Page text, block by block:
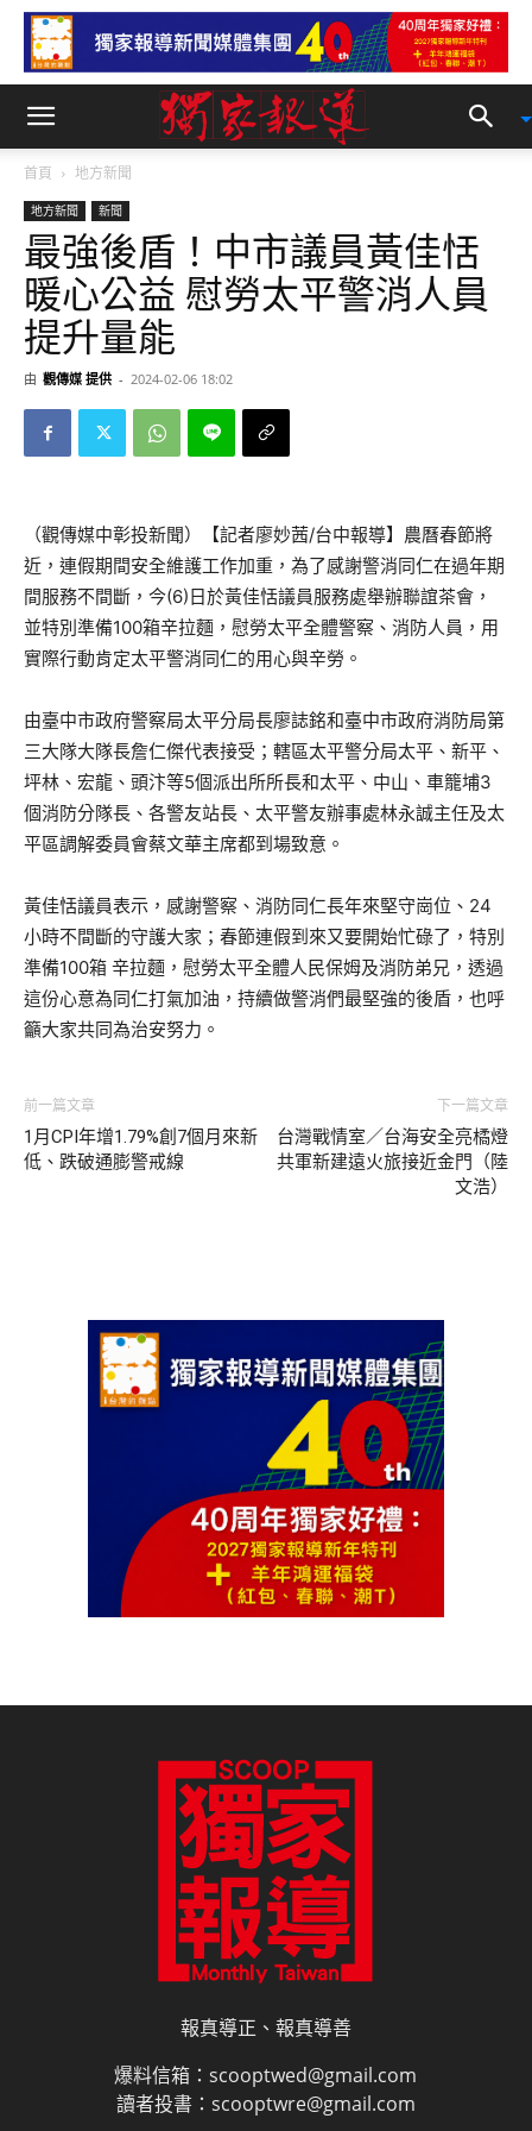
首頁 地方新聞
地方新聞 新聞
最強後盾！中市議員黃佳恬
暖心公益 慰勞太平警消人員
提升量能
由 觀傳媒 提供 - 2024-02-06 18:02
（觀傳媒中彰投新聞）【記者廖妙茜/台中報導】農曆春節將
近，連假期間安全維護工作加重，為了感謝警消同仁在過年期
間服務不間斷，今(6)日於黃佳恬議員服務處舉辦聯誼茶會，
並特別準備100箱辛拉麵，慰勞太平全體警察、消防人員，用
實際行動肯定太平警消同仁的用心與辛勞。
由臺中市政府警察局太平分局長廖誌銘和臺中市政府消防局第
三大隊大隊長詹仁傑代表接受；轄區太平警分局太平、新平、
坪林、宏龍、頭汴等5個派出所所長和太平、中山、車籠埔3
個消防分隊長、各警友站長、太平警友辦事處林永誠主任及太
平區調解委員會蔡文華主席都到場致意。
黃佳恬議員表示，感謝警察、消防同仁長年來堅守崗位、24
小時不間斷的守護大家；春節連假到來又要開始忙碌了，特別
準備100箱 辛拉麵，慰勞太平全體人民保姆及消防弟兄，透過
這份心意為同仁打氣加油，持續做警消們最堅強的後盾，也呼
籲大家共同為治安努力。
前一篇文章
1月CPI年增1.79%創7個月來新
低、跌破通膨警戒線
下一篇文章
台灣戰情室／台海安全亮橘燈
共軍新建遠火旅接近金門（陸
文浩）
報真導正、報真導善
爆料信箱：scooptwed@gmail.com
讀者投書：scooptwre@gmail.com